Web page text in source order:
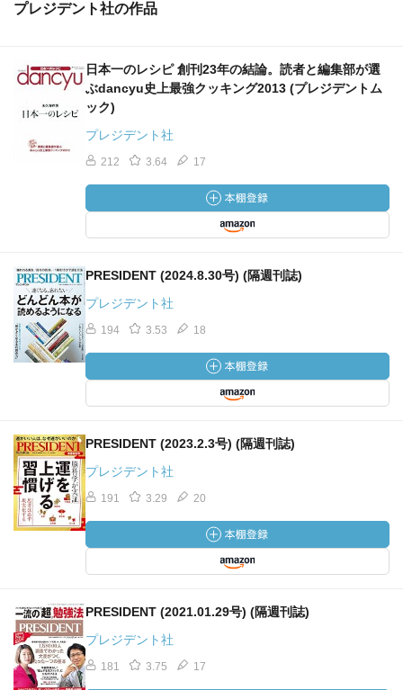
プレジデント社の作品
日本一のレシピ 創刊23年の結論。読者と編集部が選
ぶdancyu史上最強クッキング2013 (プレジデントム
ック)
プレジデント社
212 3.64 17
PRESIDENT (2024.8.30号) (隔週刊誌)
プレジデント社
194 3.53 18
PRESIDENT (2023.2.3号) (隔週刊誌)
プレジデント社
191 3.29 20
PRESIDENT (2021.01.29号) (隔週刊誌)
プレジデント社
181 3.75 17